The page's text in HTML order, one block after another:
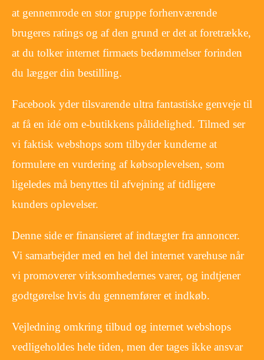
at gennemrode en stor gruppe forhenværende
brugeres ratings og af den grund er det at foretrække,
at du tolker internet firmaets bedømmelser forinden
du lægger din bestilling.
Facebook yder tilsvarende ultra fantastiske genveje til
at få en idé om e-butikkens pålidelighed. Tilmed ser
vi faktisk webshops som tilbyder kunderne at
formulere en vurdering af købsoplevelsen, som
ligeledes må benyttes til afvejning af tidligere
kunders oplevelser.
Denne side er finansieret af indtægter fra annoncer.
Vi samarbejder med en hel del internet varehuse når
vi promoverer virksomhedernes varer, og indtjener
godtgørelse hvis du gennemfører et indkøb.
Vejledning omkring tilbud og internet webshops
vedligeholdes hele tiden, men der tages ikke ansvar